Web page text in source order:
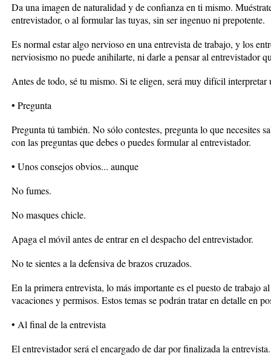
Da una imagen de naturalidad y de confianza en ti mismo.
entrevistador, o al formular las tuyas, sin ser ingenuo ni prepotente.
Es normal estar algo nervioso en una entrevista de trabajo, y los
nerviosismo no puede anihilarte, ni darle a pensar al entrevistador
Antes de todo, sé tu mismo. Si te eligen, será muy difícil interpretar
• Pregunta
Pregunta tú también. No sólo contestes, pregunta lo que necesites
con las preguntas que debes o puedes formular al entrevistador.
• Unos consejos obvios... aunque
No fumes.
No masques chicle.
Apaga el móvil antes de entrar en el despacho del entrevistador.
No te sientes a la defensiva de brazos cruzados.
En la primera entrevista, lo más importante es el puesto de trabajo
vacaciones y permisos. Estos temas se podrán tratar en detalle en
• Al final de la entrevista
El entrevistador será el encargado de dar por finalizada la